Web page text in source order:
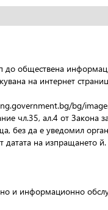
до обществена
на интернет
bg/
чл.35, ал.4 от Закона
без да е уведомил
датата на изпращането й.
и информационно